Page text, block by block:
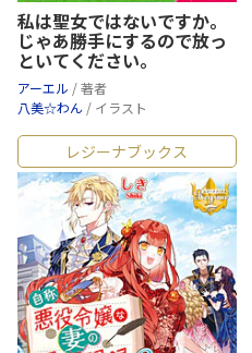
私は聖女ではないですか。
じゃあ勝手にするので放っ
といてください。
アーエル / 著者
八美☆わん / イラスト
レジーナブックス